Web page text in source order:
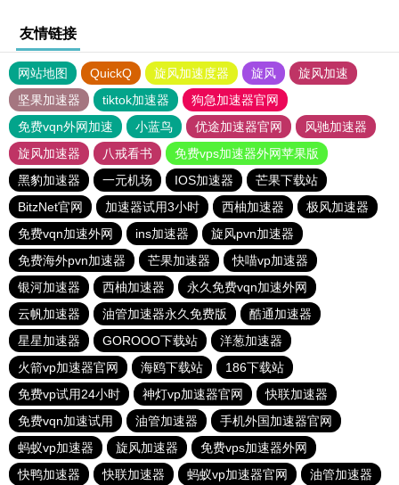
友情链接
网站地图 QuickQ 旋风加速度器 旋风
旋风加速
坚果加速器
tiktok加速器
狗急加速器官网
免费vqn外网加速
小蓝鸟 优途加速器官网
风驰加速器
旋风加速器
八戒看书
免费vps加速器外网苹果版
黑豹加速器
一元机场 IOS加速器
芒果下载站
BitzNet官网
加速器试用3小时 西柚加速器
极风加速器
免费vqn加速外网
ins加速器
旋风pvn加速器
免费海外pvn加速器
芒果加速器
快喵vp加速器
银河加速器
西柚加速器
永久免费vqn加速外网
云帆加速器
油管加速器永久免费版
酷通加速器
星星加速器
GOROOO下载站
洋葱加速器
火箭vp加速器官网
海鸥下载站
186下载站
免费vp试用24小时
神灯vp加速器官网
快联加速器
免费vqn加速试用
油管加速器
手机外国加速器官网
蚂蚁vp加速器
旋风加速器
免费vps加速器外网
快鸭加速器
快联加速器 蚂蚁vp加速器官网 油管加速器